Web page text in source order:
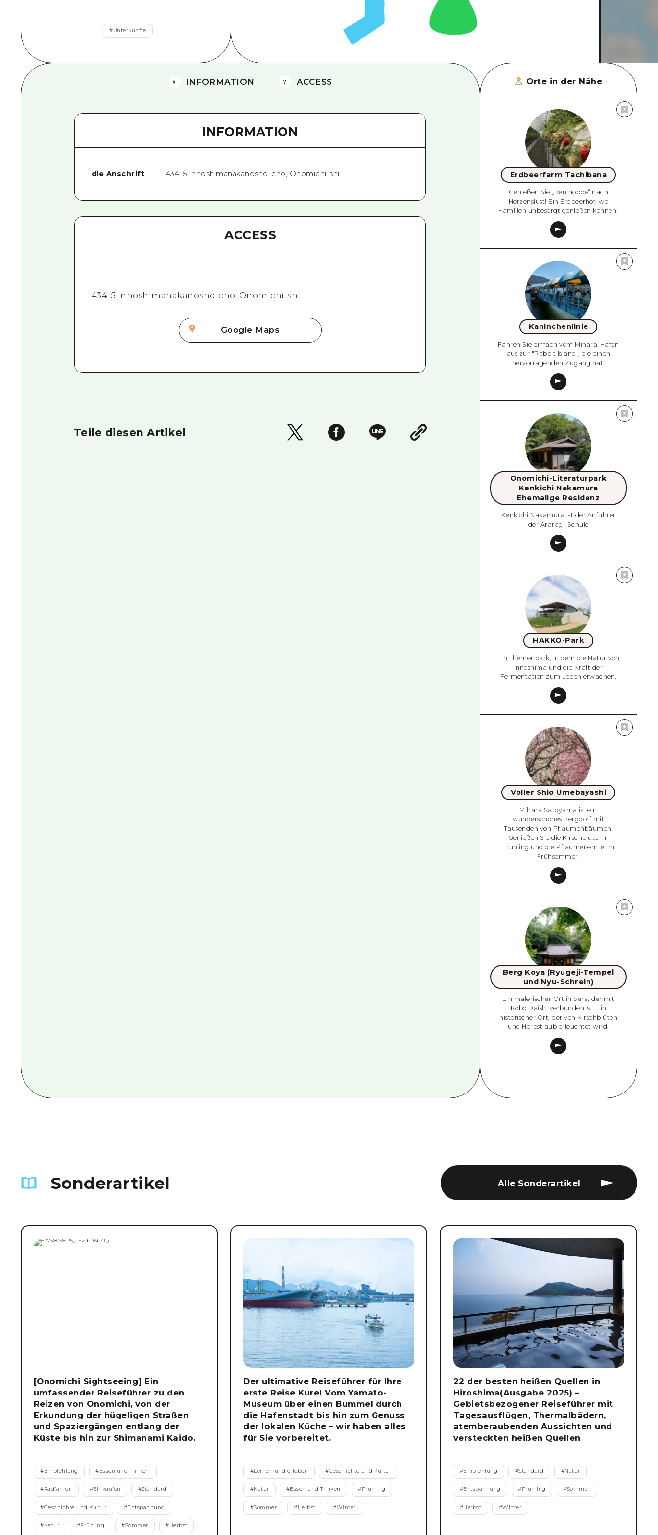
Östliches Yamaguchi
Ehime
Shimane
#Unterkünfte
INFORMATION ACCESS
INFORMATION
die Anschrift 434-5 Innoshimanakanosho-cho, Onomichi-shi
ACCESS
434-5 Innoshimanakanosho-cho, Onomichi-shi
Google Maps
Teile diesen Artikel
Orte in der Nähe
Erdbeerfarm Tachibana
Genießen Sie „Benihoppe“ nach
Herzenslust! Ein Erdbeerhof, wo
Familien unbesorgt genießen können.
Kaninchenlinie
Fahren Sie einfach vom Mihara-Hafen
aus zur "Rabbit Island", die einen
hervorragenden Zugang hat!
Onomichi-Literaturpark
Kenkichi Nakamura
Ehemalige Residenz
Kenkichi Nakamura ist der Anführer
der Araragi-Schule
HAKKO-Park
Ein Themenpark, in dem die Natur von
Innoshima und die Kraft der
Fermentation zum Leben erwachen.
Voller Shio Umebayashi
Mihara Satoyama ist ein
wunderschönes Bergdorf mit
Tausenden von Pflaumenbäumen.
Genießen Sie die Kirschblüte im
Frühling und die Pflaumenernte im
Frühsommer.
Berg Koya (Ryugeji-Tempel
und Nyu-Schrein)
Ein malerischer Ort in Sera, der mit
Kobo Daishi verbunden ist. Ein
historischer Ort, der von Kirschblüten
und Herbstlaub erleuchtet wird.
Sonderartikel Alle Sonderartikel
[Onomichi Sightseeing] Ein
umfassender Reiseführer zu den
Reizen von Onomichi, von der
Erkundung der hügeligen Straßen
und Spaziergängen entlang der
Küste bis hin zur Shimanami Kaido.
#Empfehlung #Essen und Trinken
#Radfahren #Einkaufen #Standard
#Geschichte und Kultur #Entspannung
#Natur #Frühling #Sommer #Herbst
Der ultimative Reiseführer für Ihre
erste Reise Kure! Vom Yamato-
Museum über einen Bummel durch
die Hafenstadt bis hin zum Genuss
der lokalen Küche – wir haben alles
für Sie vorbereitet.
#Lernen und erleben #Geschichte und Kultur
#Natur #Essen und Trinken #Frühling
#Sommer #Herbst #Winter
22 der besten heißen Quellen in
Hiroshima(Ausgabe 2025) –
Gebietsbezogener Reiseführer mit
Tagesausflügen, Thermalbädern,
atemberaubenden Aussichten und
versteckten heißen Quellen
#Empfehlung #Standard #Natur
#Entspannung #Frühling #Sommer
#Herbst #Winter